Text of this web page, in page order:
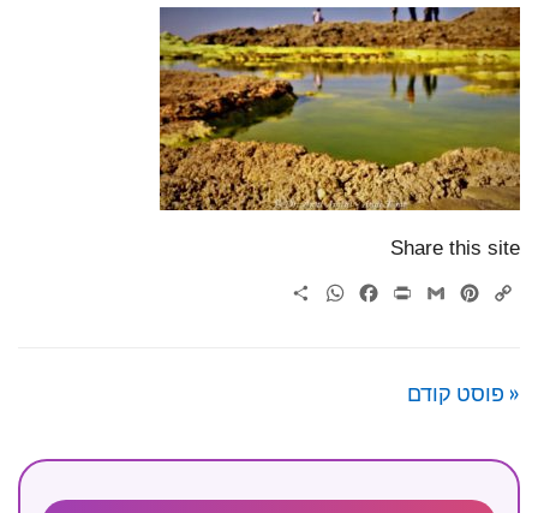
Share this site
Copy
Pinterest
Gmail
Print
Facebook
WhatsApp
« פוסט קודם